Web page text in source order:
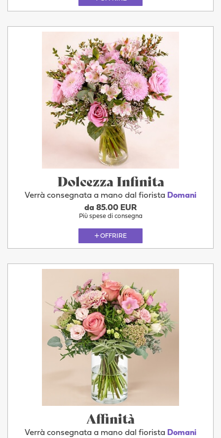
Dolcezza Infinita
Verrà consegnata a mano dal fiorista Domani
da 85.00 EUR
Più spese di consegna
OFFRIRE
Affinità
Verrà consegnata a mano dal fiorista Domani